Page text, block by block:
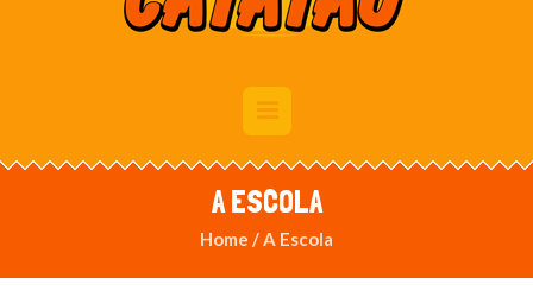
A ESCOLA
Home /A Escola